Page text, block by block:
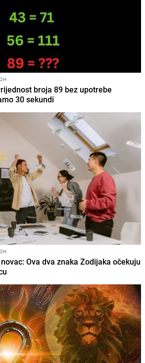
broja 89 bez upotrebe
30 sekundi
Ova dva znaka Zodijaka očekuju